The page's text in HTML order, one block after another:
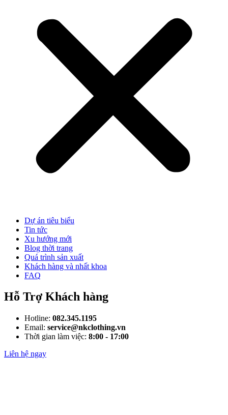
Dự án tiêu biểu
Tin tức
Xu hướng mới
Blog thời trang
Quá trình sản xuất
Khách hàng và nhất khoa
FAQ
Hỗ Trợ Khách hàng
Hotline: 082.345.1195
Email: service@nkclothing.vn
Thời gian làm việc: 8:00 - 17:00
Liên hệ ngay